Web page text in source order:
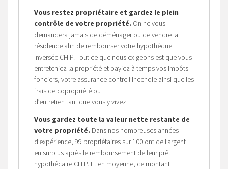
Vous restez propriétaire et gardez le plein
contrôle de votre propriété. On ne vous
demandera jamais de déménager ou de vendre la
résidence afin de rembourser votre hypothèque
inversée CHIP. Tout ce que nous exigeons est que vous
entreteniez la propriété et payiez à temps vos impôts
fonciers, votre assurance contre l’incendie ainsi que les
frais de copropriété ou
d’entretien tant que vous y vivez.
Vous gardez toute la valeur nette restante de
votre propriété. Dans nos nombreuses années
d’expérience, 99 propriétaires sur 100 ont de l’argent
en surplus après le remboursement de leur prêt
hypothécaire CHIP. Et en moyenne, ce montant